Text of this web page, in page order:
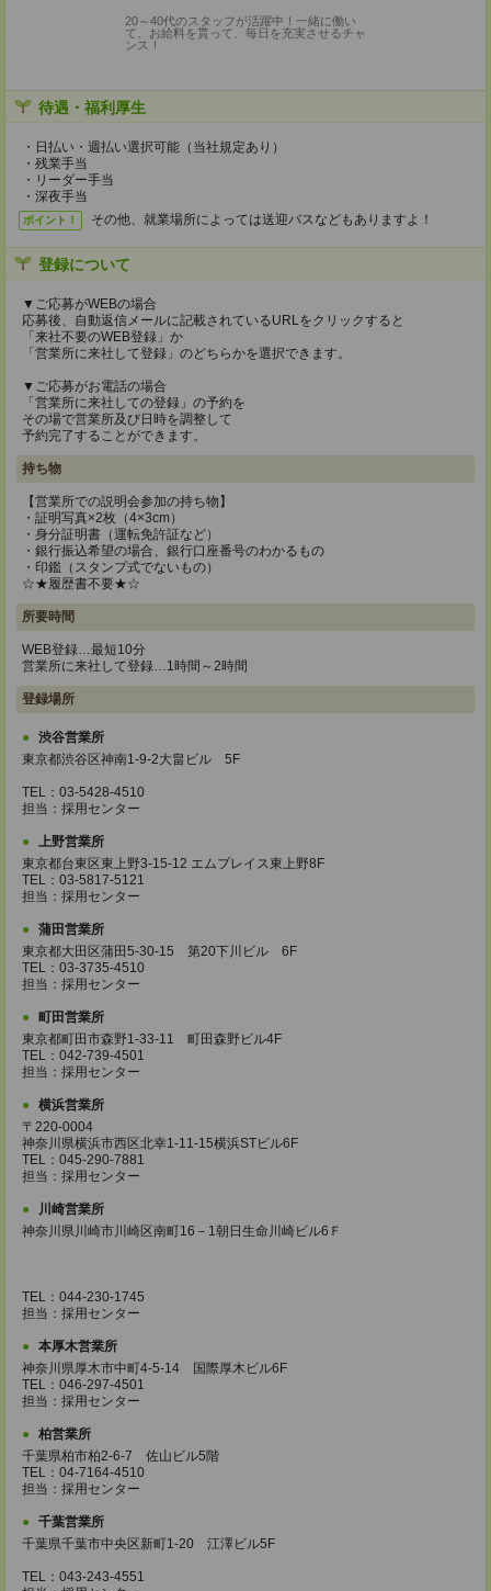
20～40代のスタッフが活躍中！一緒に働い
て、お給料を貰って、毎日を充実させるチャ
ンス！
待遇・福利厚生
・日払い・週払い選択可能（当社規定あり）
・残業手当
・リーダー手当
・深夜手当
ポイント！ その他、就業場所によっては送迎バスなどもありますよ！
登録について
▼ご応募がWEBの場合
応募後、自動返信メールに記載されているURLをクリックすると
「来社不要のWEB登録」か
「営業所に来社して登録」のどちらかを選択できます。
▼ご応募がお電話の場合
「営業所に来社しての登録」の予約を
その場で営業所及び日時を調整して
予約完了することができます。
持ち物
【営業所での説明会参加の持ち物】
・証明写真×2枚（4×3cm）
・身分証明書（運転免許証など）
・銀行振込希望の場合、銀行口座番号のわかるもの
・印鑑（スタンプ式でないもの）
☆★履歴書不要★☆
所要時間
WEB登録…最短10分
営業所に来社して登録…1時間～2時間
登録場所
渋谷営業所
東京都渋谷区神南1-9-2大畠ビル 5F
TEL：03-5428-4510
担当：採用センター
上野営業所
東京都台東区東上野3-15-12 エムプレイス東上野8F
TEL：03-5817-5121
担当：採用センター
蒲田営業所
東京都大田区蒲田5-30-15 第20下川ビル 6F
TEL：03-3735-4510
担当：採用センター
町田営業所
東京都町田市森野1-33-11 町田森野ビル4F
TEL：042-739-4501
担当：採用センター
横浜営業所
〒220-0004
神奈川県横浜市西区北幸1-11-15横浜STビル6F
TEL：045-290-7881
担当：採用センター
川崎営業所
神奈川県川崎市川崎区南町16－1朝日生命川崎ビル6Ｆ
TEL：044-230-1745
担当：採用センター
本厚木営業所
神奈川県厚木市中町4-5-14 国際厚木ビル6F
TEL：046-297-4501
担当：採用センター
柏営業所
千葉県柏市柏2-6-7 佐山ビル5階
TEL：04-7164-4510
担当：採用センター
千葉営業所
千葉県千葉市中央区新町1-20 江澤ビル5F
TEL：043-243-4551